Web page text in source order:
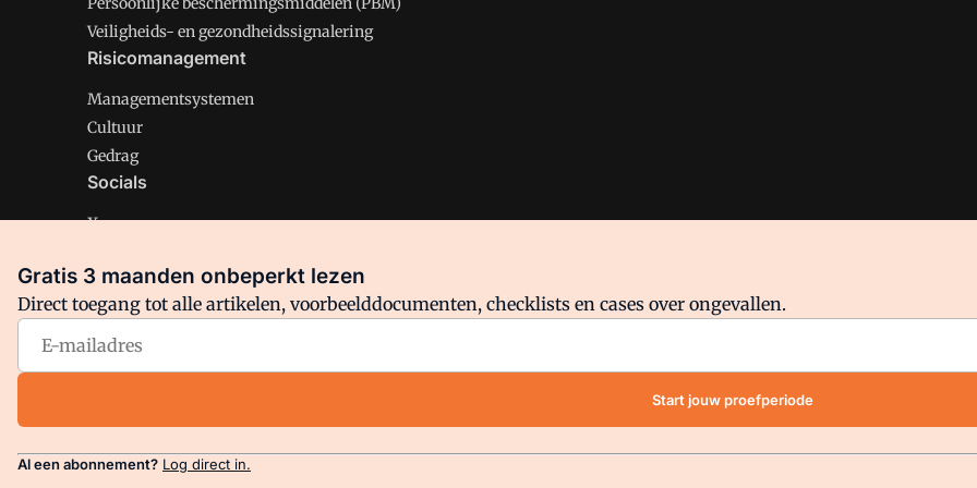
Veiligheids- en gezondheidssignalering
Risicomanagement
Managementsystemen
Cultuur
Gedrag
Socials
X
Facebook
Arbo is onderdeel van VMN media. Lees inons manifestwaar VMN media voor staat. Op gebruik van deze site zijn de
Gratis 3 maanden onbeperkt lezen
Direct toegang tot alle artikelen, voorbeelddocumenten, checklists en cases over ongevallen.
Start jouw proefperiode
Al een abonnement? Log direct in.